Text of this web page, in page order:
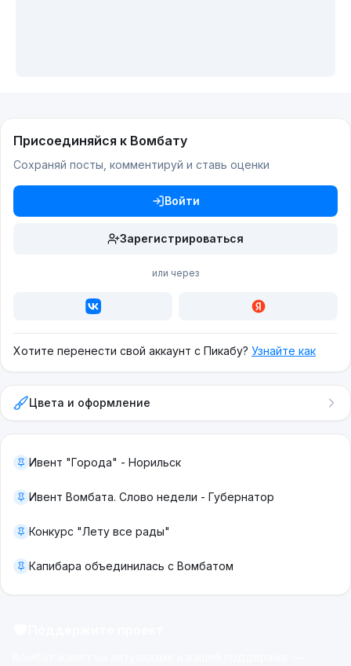
Присоединяйся к Вомбату
Сохраняй посты, комментируй и ставь оценки
Войти
Зарегистрироваться
или через
Хотите перенести свой аккаунт с Пикабу? Узнайте как
Цвета и оформление
Ивент "Города" - Норильск
Ивент Вомбата. Слово недели - Губернатор
Конкурс "Лету все рады"
Капибара объединилась с Вомбатом